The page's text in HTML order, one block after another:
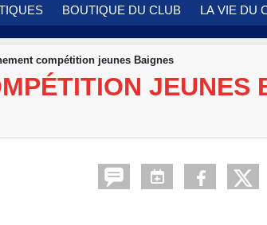
BOUTIQUE DU CLUB LA VIE DU
compétition jeunes Baignes
JEUNES